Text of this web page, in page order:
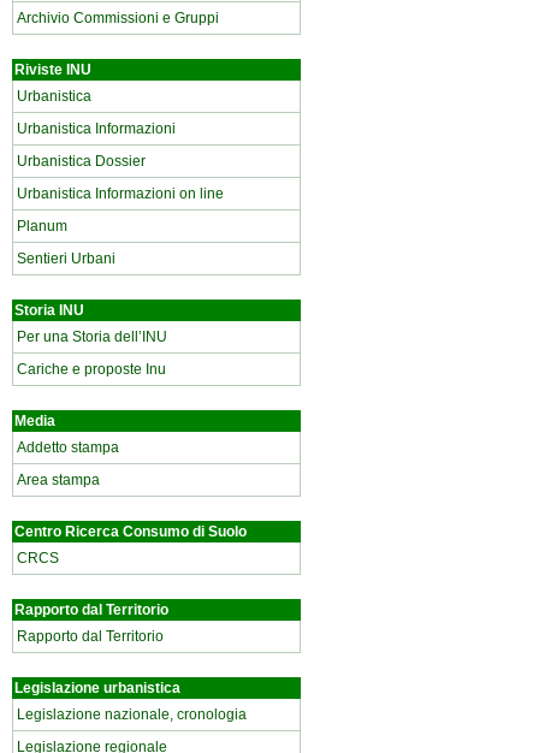
Archivio Commissioni e Gruppi
Riviste INU
Urbanistica
Urbanistica Informazioni
Urbanistica Dossier
Urbanistica Informazioni on line
Planum
Sentieri Urbani
Storia INU
Per una Storia dell’INU
Cariche e proposte Inu
Media
Addetto stampa
Area stampa
Centro Ricerca Consumo di Suolo
CRCS
Rapporto dal Territorio
Rapporto dal Territorio
Legislazione urbanistica
Legislazione nazionale, cronologia
Legislazione regionale